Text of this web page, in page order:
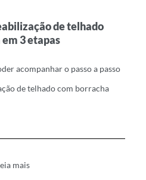
de telhado
3 etapas
acompanhar o passo a passo
de telhado com borracha
mais